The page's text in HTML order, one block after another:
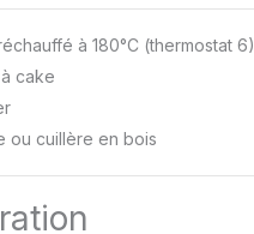
à 180°C (thermostat 6)
cake
ou cuillère en bois